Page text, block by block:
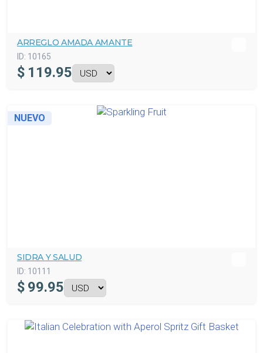
ARREGLO AMADA AMANTE
ID: 10165
$ 119.95
NUEVO
SIDRA Y SALUD
ID: 10111
$ 99.95